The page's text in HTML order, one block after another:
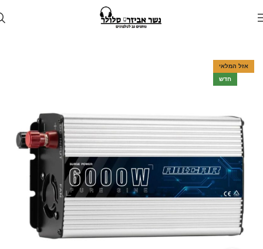
ממיר מתח לרכב
אזל המלאי
חדש